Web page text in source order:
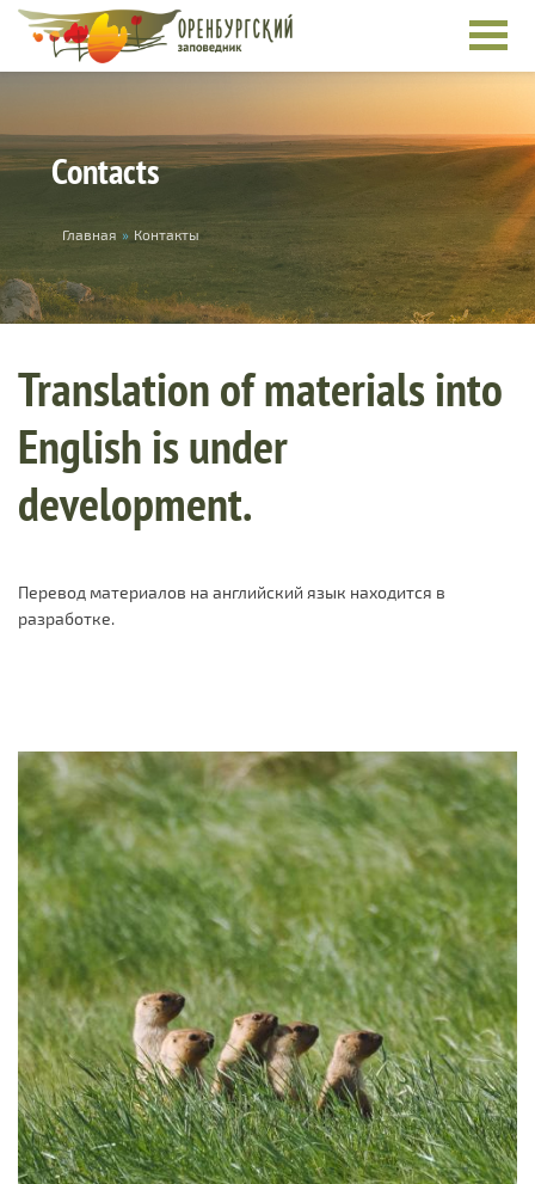
Skip to main content
Contacts
You are here
Главная » Контакты
Translation of materials into
English is under
development.
Перевод материалов на английский язык находится в
разработке.